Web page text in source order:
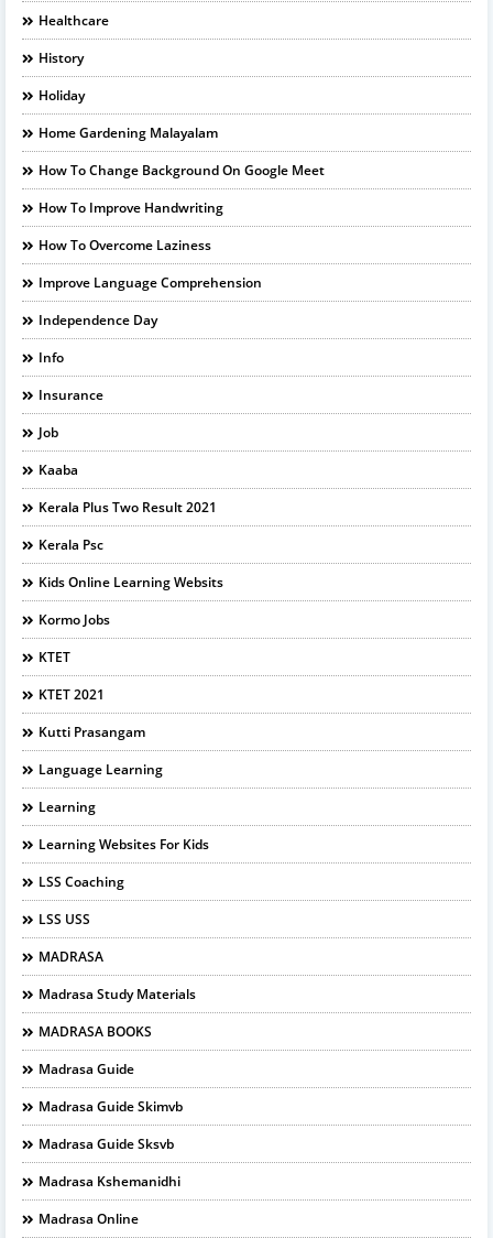
Healthcare
History
Holiday
Home Gardening Malayalam
How To Change Background On Google Meet
How To Improve Handwriting
How To Overcome Laziness
Improve Language Comprehension
Independence Day
Info
Insurance
Job
Kaaba
Kerala Plus Two Result 2021
Kerala Psc
Kids Online Learning Websits
Kormo Jobs
KTET
KTET 2021
Kutti Prasangam
Language Learning
Learning
Learning Websites For Kids
LSS Coaching
LSS USS
MADRASA
Madrasa Study Materials
MADRASA BOOKS
Madrasa Guide
Madrasa Guide Skimvb
Madrasa Guide Sksvb
Madrasa Kshemanidhi
Madrasa Online